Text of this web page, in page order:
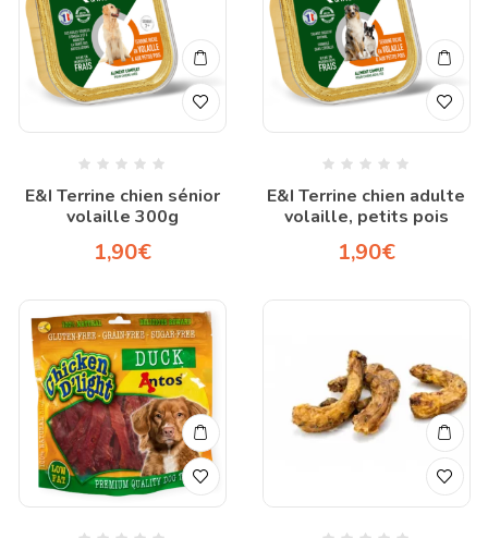
E&I Terrine chien sénior
volaille 300g
1,90€
E&I Terrine chien adulte
volaille, petits pois
1,90€